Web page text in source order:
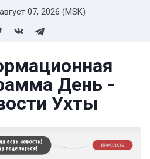
07, 2026 (MSK)
День -
Ухты